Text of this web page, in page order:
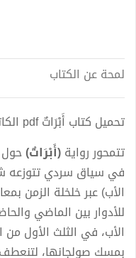
لمحة عن الكتاب
تحميل كتاب أَبْرَاتٌ pdf الكاتب هيثم بهنام بُردى
تتمحور رواية(أَبْرَاتٌ)حول
في سياق سردي تتوزعه
الأب) عبر خلخلة الزمن
للأدوار بين الماضي
الأب، في الثلث الأول
بمسك صولجانها،